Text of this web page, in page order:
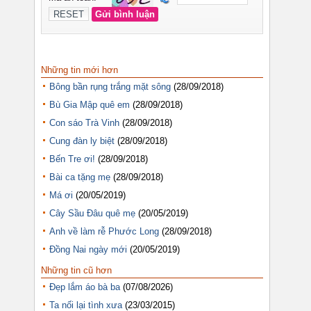
Những tin mới hơn
Bông bần rụng trắng mặt sông (28/09/2018)
Bù Gia Mập quê em (28/09/2018)
Con sáo Trà Vinh (28/09/2018)
Cung đàn ly biệt (28/09/2018)
Bến Tre ơi! (28/09/2018)
Bài ca tặng mẹ (28/09/2018)
Má ơi (20/05/2019)
Cây Sầu Đâu quê mẹ (20/05/2019)
Anh về làm rễ Phước Long (28/09/2018)
Đồng Nai ngày mới (20/05/2019)
Những tin cũ hơn
Đẹp lắm áo bà ba (07/08/2026)
Ta nối lại tình xưa (23/03/2015)